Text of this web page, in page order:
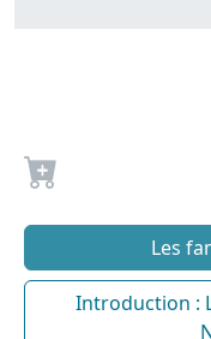
Les
Introduction :